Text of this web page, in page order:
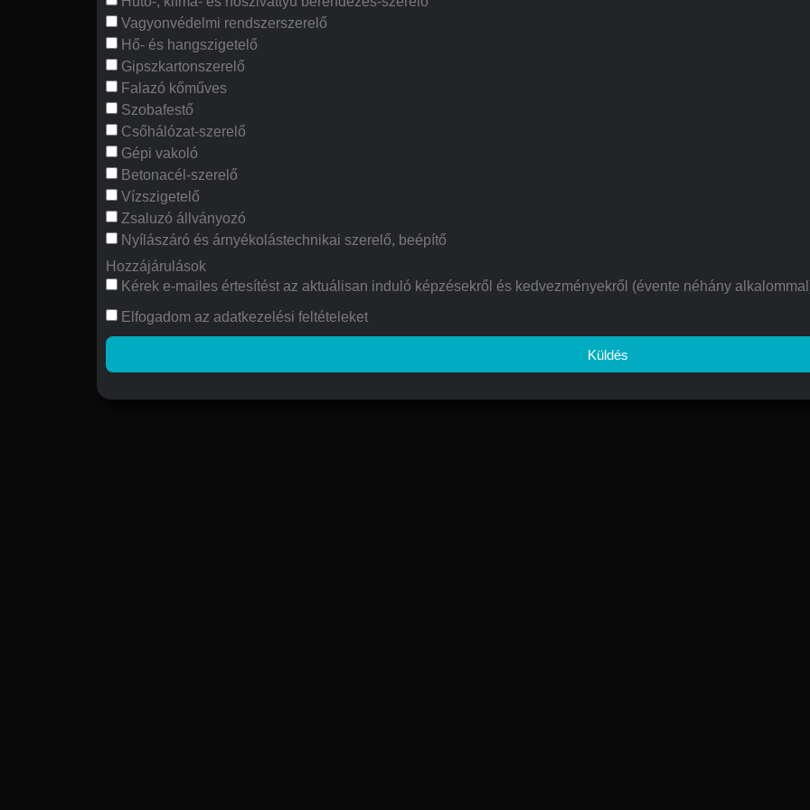
Vagyonvédelmi rendszerszerelő
Hő- és hangszigetelő
Gipszkartonszerelő
Falazó kőműves
Szobafestő
Csőhálózat-szerelő
Gépi vakoló
Betonacél-szerelő
Vízszigetelő
Zsaluzó állványozó
Nyílászáró és árnyékolástechnikai szerelő, beépítő
Hozzájárulások
Kérek e-mailes értesítést az aktuálisan induló képzésekről és kedvezményekről (évente néhány
Elfogadom az adatkezelési feltételeket
Küldés